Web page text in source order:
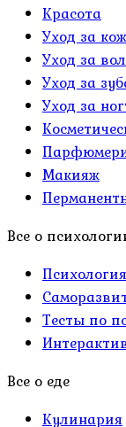
Красота
Уход за
Уход за
Уход за
Уход за
Макияж
Все о
Психология
Тесты по
Все о еде
Кулинария